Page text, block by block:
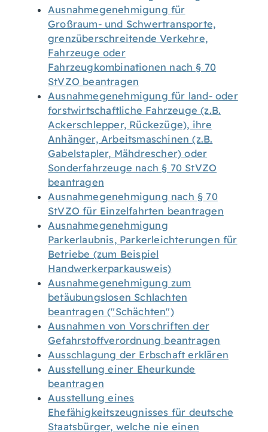
Ausnahmegenehmigung für
Großraum- und Schwertransporte,
grenzüberschreitende Verkehre,
Fahrzeuge oder
Fahrzeugkombinationen nach § 70
StVZO beantragen
Ausnahmegenehmigung für land- oder
forstwirtschaftliche Fahrzeuge (z.B.
Ackerschlepper, Rückezüge), ihre
Anhänger, Arbeitsmaschinen (z.B.
Gabelstapler, Mähdrescher) oder
Sonderfahrzeuge nach § 70 StVZO
beantragen
Ausnahmegenehmigung nach § 70
StVZO für Einzelfahrten beantragen
Ausnahmegenehmigung
Parkerlaubnis, Parkerleichterungen für
Betriebe (zum Beispiel
Handwerkerparkausweis)
Ausnahmegenehmigung zum
betäubungslosen Schlachten
beantragen ("Schächten")
Ausnahmen von Vorschriften der
Gefahrstoffverordnung beantragen
Ausschlagung der Erbschaft erklären
Ausstellung einer Eheurkunde
beantragen
Ausstellung eines
Ehefähigkeitszeugnisses für deutsche
Staatsbürger, welche nie einen